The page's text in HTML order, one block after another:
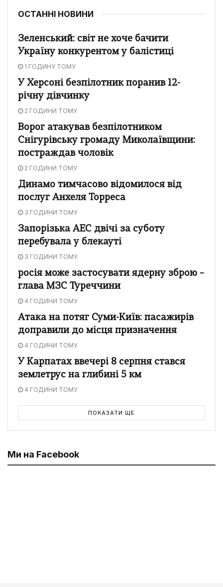
ОСТАННІ НОВИНИ
Зеленський: світ не хоче бачити
Україну конкурентом у балістиці
1 ГОДИНУ ТОМУ
У Херсоні безпілотник поранив 12-
річну дівчинку
2 ГОДИНИ ТОМУ
Ворог атакував безпілотником
Снігурівську громаду Миколаївщини:
постраждав чоловік
2 ГОДИНИ ТОМУ
Динамо тимчасово відомилося від
послуг Анхеля Торреса
3 ГОДИНИ ТОМУ
Запорізька АЕС двічі за суботу
перебувала у блекауті
3 ГОДИНИ ТОМУ
росія може застосувати ядерну зброю –
глава МЗС Туреччини
4 ГОДИНИ ТОМУ
Атака на потяг Суми-Київ: пасажирів
доправили до місця призначення
4 ГОДИНИ ТОМУ
У Карпатах ввечері 8 серпня стався
землетрус на глибині 5 км
4 ГОДИНИ ТОМУ
ПОКАЗАТИ ЩЕ
Ми на Facebook